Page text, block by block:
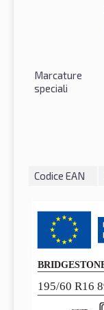
Marcature
speciali
Codice EAN